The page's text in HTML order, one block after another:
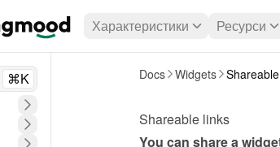
Характеристики Ресурси
⌘K
Docs Widgets
Shareable links
You can share a